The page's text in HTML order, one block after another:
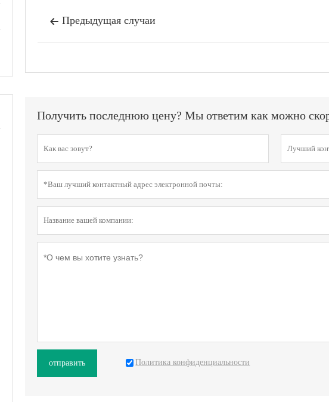
 Предыдущая случаи
Получить последнюю цену? Мы ответим как можно
отправить Политика конфиденциальности